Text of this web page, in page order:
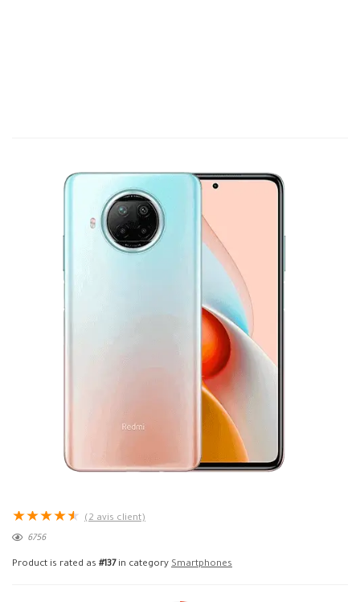
★★★★★ (2avis client)
6756
Product is rated as #137in category Smartphones